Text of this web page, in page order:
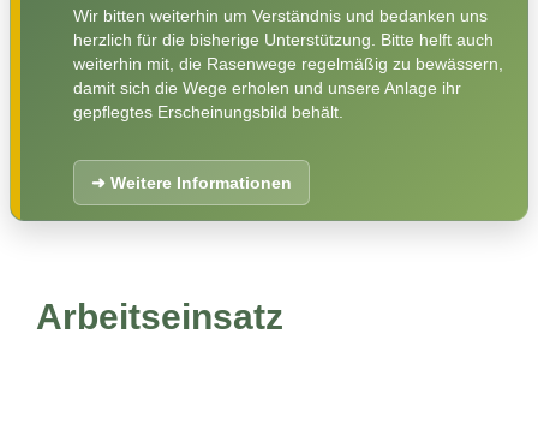
Wir bitten weiterhin um Verständnis und bedanken uns
herzlich für die bisherige Unterstützung. Bitte helft auch
weiterhin mit, die Rasenwege regelmäßig zu bewässern,
damit sich die Wege erholen und unsere Anlage ihr
gepflegtes Erscheinungsbild behält.
➜ Weitere Informationen
Arbeitseinsatz